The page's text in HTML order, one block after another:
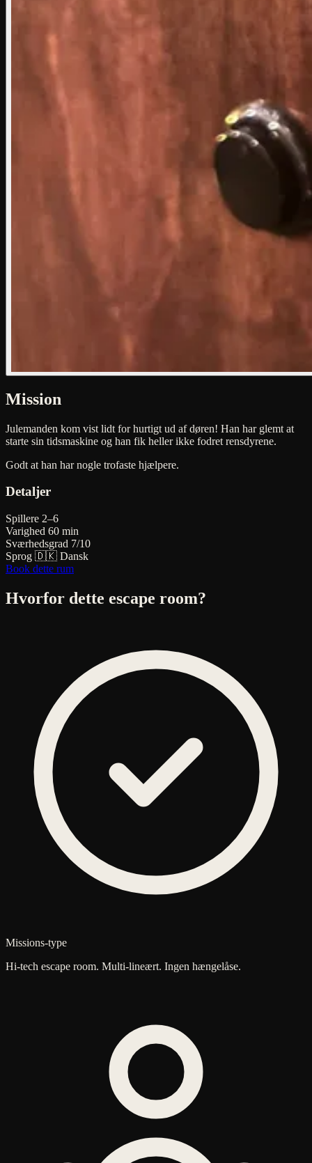
Mission
Julemanden kom vist lidt for hurtigt ud af døren! Han har glemt at
starte sin tidsmaskine og han fik heller ikke fodret rensdyrene.
Godt at han har nogle trofaste hjælpere.
Detaljer
Spillere 2–6
Varighed 60 min
Sværhedsgrad 7/10
Sprog 🇩🇰 Dansk
Book dette rum
Hvorfor dette escape room?
Missions-type
Hi-tech escape room. Multi-lineært. Ingen hængelåse.